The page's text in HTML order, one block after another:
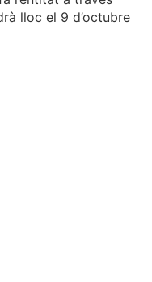
lloc el 9 d’octubre